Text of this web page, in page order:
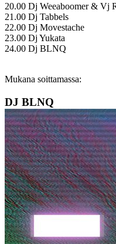
20.00 Dj Weeaboomer & Vj
21.00 Dj Tabbels
22.00 Dj Movestache
23.00 Dj Yukata
24.00 Dj BLNQ
Mukana soittamassa:
DJ BLNQ